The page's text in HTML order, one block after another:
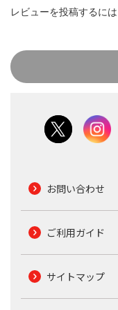
レビューを投稿するには
お問い合わせ
ご利用ガイド
サイトマップ